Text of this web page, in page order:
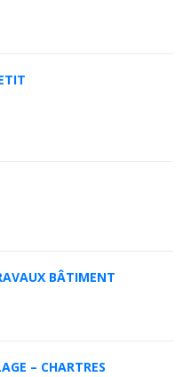
BÂTIMENT
– CHARTRES